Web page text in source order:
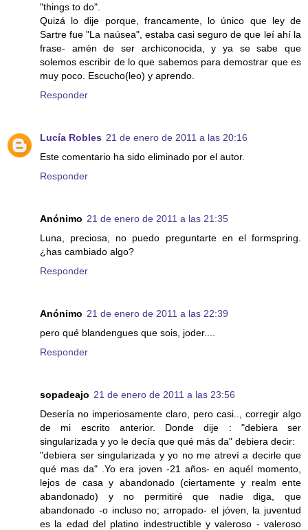
"things to do".
Quizá lo dije porque, francamente, lo único que ley de
Sartre fue "La naúsea", estaba casi seguro de que leí ahí la
frase- amén de ser archiconocida, y ya se sabe que
solemos escribir de lo que sabemos para demostrar que es
muy poco. Escucho(leo) y aprendo.
Responder
Lucía Robles 21 de enero de 2011 a las 20:16
Este comentario ha sido eliminado por el autor.
Responder
Anónimo 21 de enero de 2011 a las 21:35
Luna, preciosa, no puedo preguntarte en el formspring.
¿has cambiado algo?
Responder
Anónimo 21 de enero de 2011 a las 22:39
pero qué blandengues que sois, joder....
Responder
sopadeajo 21 de enero de 2011 a las 23:56
Desería no imperiosamente claro, pero casi.., corregir algo
de mi escrito anterior. Donde dije : "debiera ser
singularizada y yo le decía que qué más da" debiera decir:
"debiera ser singularizada y yo no me atreví a decirle que
qué mas da" .Yo era joven -21 años- en aquél momento,
lejos de casa y abandonado (ciertamente y realm ente
abandonado) y no permitiré que nadie diga, que
abandonado -o incluso no; arropado- el jóven, la juventud
es la edad del platino indestructible y valeroso - valeroso